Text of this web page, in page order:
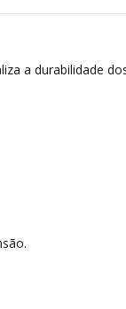
a durabilidade